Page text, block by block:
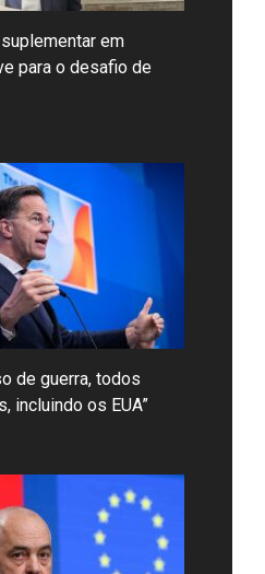
em
para o desafio de
de guerra, todos
incluindo os EUA”